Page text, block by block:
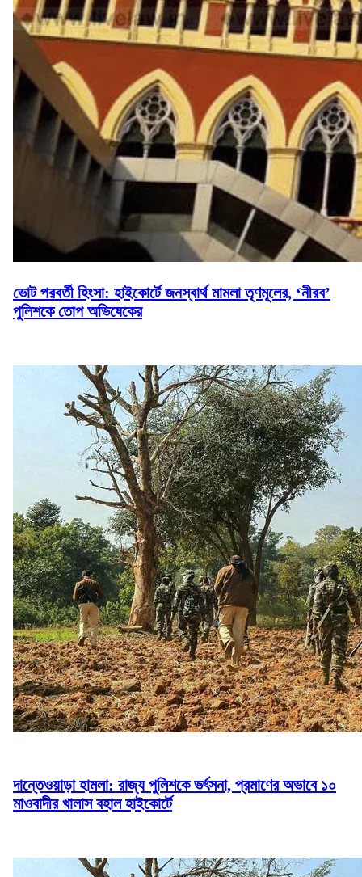
ভোট পরবর্তী হিংসা: হাইকোর্টে জনস্বার্থ মামলা তৃণমূলের, ‘নীরব’
পুলিশকে তোপ অভিষেকের
দান্তেওয়াড়া হামলা: রাজ্য পুলিশকে ভর্ৎসনা, প্রমাণের অভাবে ১০
মাওবাদীর খালাস বহাল হাইকোর্টে